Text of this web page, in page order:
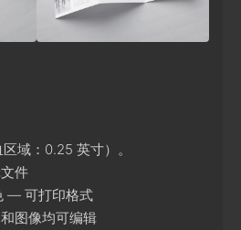
域：0.25 英寸）。
件
— 可打印格式
图像均可编辑